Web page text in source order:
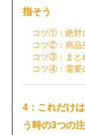
指そう
コツ①：絶対
コツ②：商品
コツ③：まと
コツ④：需要
4：これだけ
う時の3つの